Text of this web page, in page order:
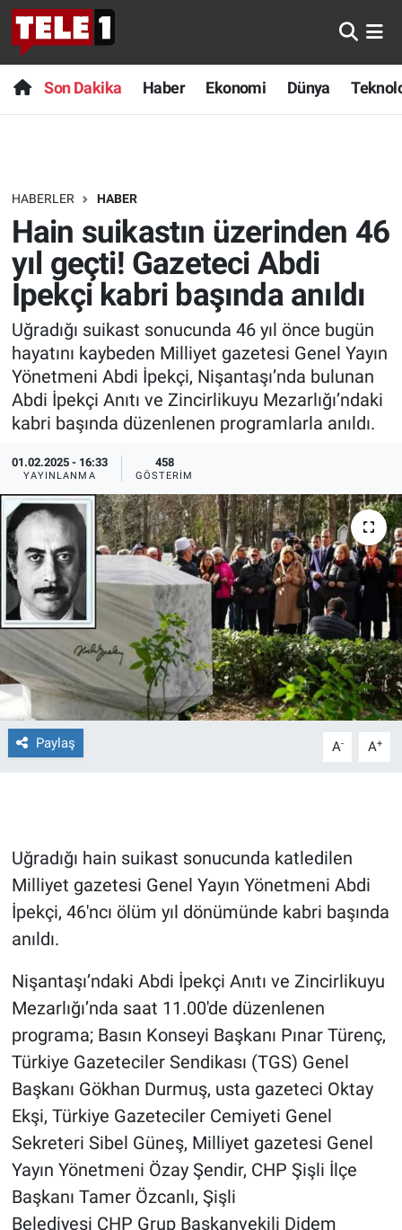
Son Dakika Haber Ekonomi Dünya
HABERLER HABER
Hain suikastın üzerinden 46
yıl geçti! Gazeteci Abdi
İpekçi kabri başında anıldı
Uğradığı suikast sonucunda 46 yıl önce bugün
hayatını kaybeden Milliyet gazetesi Genel Yayın
Yönetmeni Abdi İpekçi, Nişantaşı’nda bulunan
Abdi İpekçi Anıtı ve Zincirlikuyu Mezarlığı’ndaki
kabri başında düzenlenen programlarla anıldı.
01.02.2025 - 16:33
YAYINLANMA
458
GÖSTERIM
Paylaş A- A+
Uğradığı hain suikast sonucunda katledilen
Milliyet gazetesi Genel Yayın Yönetmeni Abdi
İpekçi, 46'ncı ölüm yıl dönümünde kabri başında
anıldı.
Nişantaşı’ndaki Abdi İpekçi Anıtı ve Zincirlikuyu
Mezarlığı’nda saat 11.00'de düzenlenen
programa; Basın Konseyi Başkanı Pınar Türenç,
Türkiye Gazeteciler Sendikası (TGS) Genel
Başkanı Gökhan Durmuş, usta gazeteci Oktay
Ekşi, Türkiye Gazeteciler Cemiyeti Genel
Sekreteri Sibel Güneş, Milliyet gazetesi Genel
Yayın Yönetmeni Özay Şendir, CHP Şişli İlçe
Başkanı Tamer Özcanlı, Şişli
Belediyesi CHP Grup Başkanvekili Didem
Anında Manşet
Başka Sohbetler
Bilim turu
Bilim ve Teknoloji Evreni
Doğa Konuşuyor
Dünya
Ege Saati
Ege'den Esintiler
Eğitim
Eğlence
Ekonomi
Forum
Gerçeğin İzinde
Gün Başlıyor
Gün Bitiyor
Gündem Özel
Günün görüntüsü
Haber
İlan
Kimdir
Koronavirüs
Kültür Sanat
Ne demişti
Nedir
Son Dakika
Haber
Dünya
Teknoloji
Sağlık
Spor
Yayın Akışı
İletişim
Nöbetçi Eczaneler
Hava Durumu
Trafik Durumu
Süper Lig Puan Durumu ve Fikstür
Tüm Manşetler
Son Dakika Haberleri
Haber Arşivi